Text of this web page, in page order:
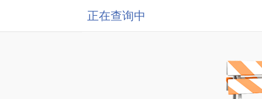
正在查询中